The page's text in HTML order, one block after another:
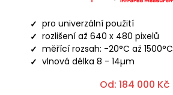
pro univerzální použití
rozlišení až 640 x 480 pixelů
měřící rozsah: -20°C až 1500°C
vlnová délka 8 - 14µm
Od: 184 000 Kč